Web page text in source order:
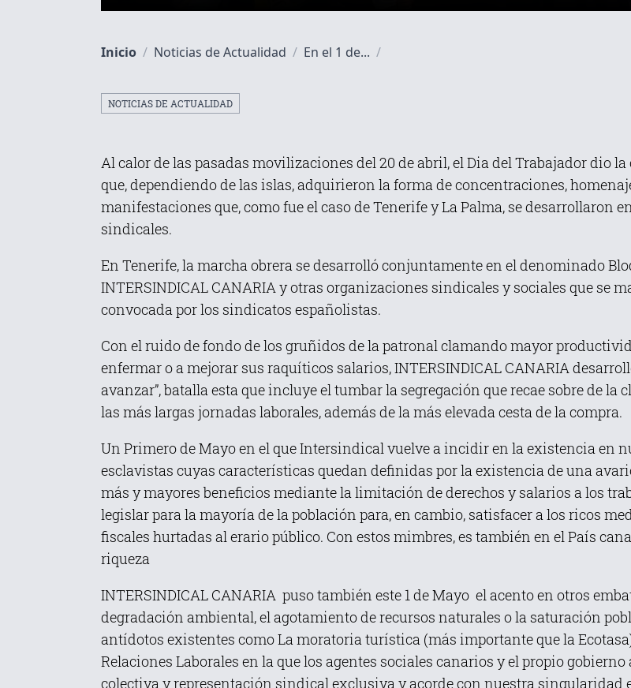
Inicio / Noticias de Actualidad / En el 1 de... /
NOTICIAS DE ACTUALIDAD
Al calor de las pasadas movilizaciones del 20 de abril, el Dia del Trabajador
que, dependiendo de las islas, adquirieron la forma de concentraciones,
manifestaciones que, como fue el caso de Tenerife y La Palma, se
sindicales.
En Tenerife, la marcha obrera se desarrolló conjuntamente en el denominado
INTERSINDICAL CANARIA y otras organizaciones sindicales y sociales que se
convocada por los sindicatos españolistas.
Con el ruido de fondo de los gruñidos de la patronal clamando mayor
enfermar o a mejorar sus raquíticos salarios, INTERSINDICAL CANARIA
avanzar”, batalla esta que incluye el tumbar la segregación que recae sobre de
las más largas jornadas laborales, además de la más elevada cesta de la compra.
Un Primero de Mayo en el que Intersindical vuelve a incidir en la existencia en
esclavistas cuyas características quedan definidas por la existencia de una
más y mayores beneficios mediante la limitación de derechos y salarios a los
legislar para la mayoría de la población para, en cambio, satisfacer a los ricos
fiscales hurtadas al erario público. Con estos mimbres, es también en el País
riqueza
INTERSINDICAL CANARIA puso también este 1 de Mayo el acento en otros
degradación ambiental, el agotamiento de recursos naturales o la saturación
antídotos existentes como La moratoria turística (más importante que la
Relaciones Laborales en la que los agentes sociales canarios y el propio
colectiva y representación sindical exclusiva y acorde con nuestra singularidad